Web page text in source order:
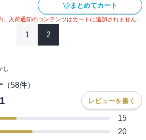
まとめてカート
入荷通知のコンテンツはカートに追加されません。
1 2
し
（58件）
レビューを書く
15
20